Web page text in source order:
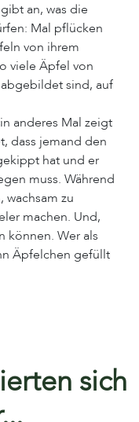
an, was die
Mal pflücken
von ihrem
viele Äpfel von
sind, auf
anderes Mal zeigt
dass jemand den
hat und er
muss. Während
wachsam zu
machen. Und,
können. Wer als
Äpfelchen gefüllt
sich